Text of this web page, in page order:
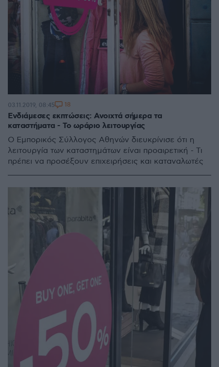
Ενδιάμεσες εκπτώσεις: Ανοιχτά σήμερα τα
καταστήματα - Το ωράριο λειτουργίας
Ο Εμπορικός Σύλλογος Αθηνών διευκρίνισε ότι η
λειτουργία των καταστημάτων είναι προαιρετική - Τι
πρέπει να προσέξουν επιχειρήσεις και καταναλωτές
03.11.2019, 08:45 18